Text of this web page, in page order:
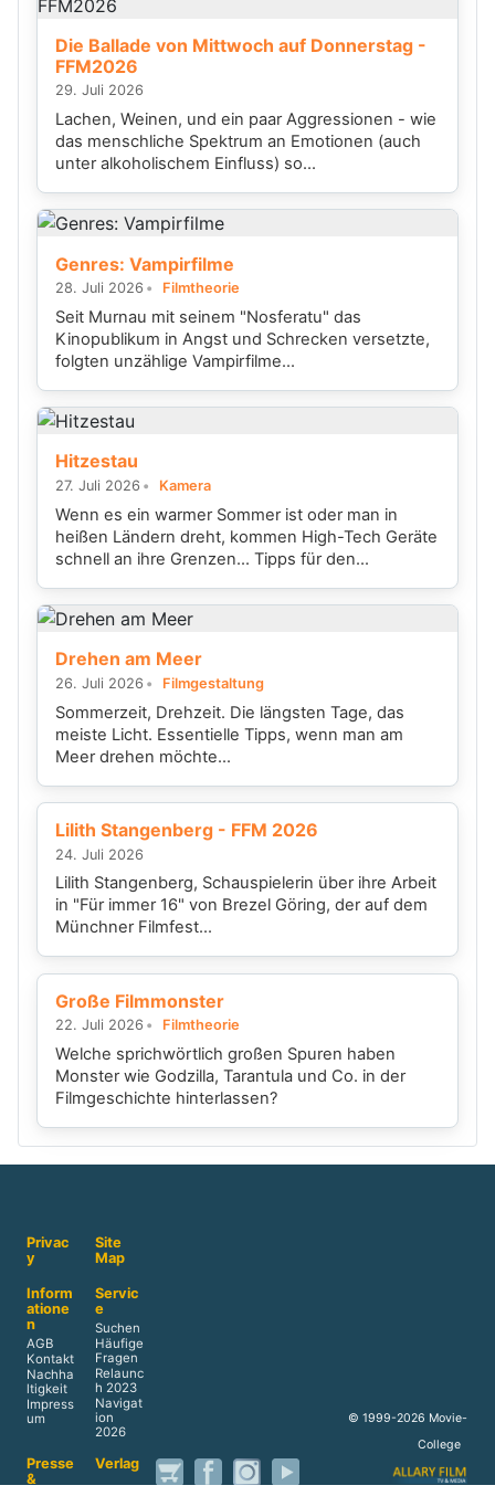
Die Ballade von Mittwoch auf Donnerstag -
FFM2026
29. Juli 2026
Lachen, Weinen, und ein paar Aggressionen - wie
das menschliche Spektrum an Emotionen (auch
unter alkoholischem Einfluss) so...
Genres: Vampirfilme
28. Juli 2026 Filmtheorie
Seit Murnau mit seinem "Nosferatu" das
Kinopublikum in Angst und Schrecken versetzte,
folgten unzählige Vampirfilme...
Hitzestau
27. Juli 2026 Kamera
Wenn es ein warmer Sommer ist oder man in
heißen Ländern dreht, kommen High-Tech Geräte
schnell an ihre Grenzen... Tipps für den...
Drehen am Meer
26. Juli 2026 Filmgestaltung
Sommerzeit, Drehzeit. Die längsten Tage, das
meiste Licht. Essentielle Tipps, wenn man am
Meer drehen möchte...
Lilith Stangenberg - FFM 2026
24. Juli 2026
Lilith Stangenberg, Schauspielerin über ihre Arbeit
in "Für immer 16" von Brezel Göring, der auf dem
Münchner Filmfest...
Große Filmmonster
22. Juli 2026 Filmtheorie
Welche sprichwörtlich großen Spuren haben
Monster wie Godzilla, Tarantula und Co. in der
Filmgeschichte hinterlassen?
Privac
y
Site
Map
Inform
atione
n
AGB
Kontakt
Nachha
Impress
um
Servic
e
Suchen
Häufige
Fragen
Relaunc
h 2023
Navigat
ion
2026
© 1999-2026 Movie-